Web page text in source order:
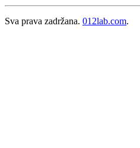
Sva prava zadržana. 012lab.com.